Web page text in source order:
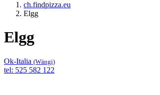
ch.findpizza.eu
Elgg
Elgg
Ok-Italia (Wängi)
tel: 525 582 122